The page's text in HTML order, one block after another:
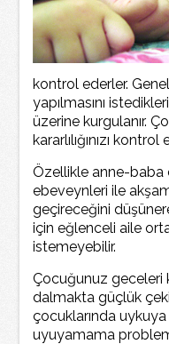
kontrol ederler.
yapılmasını
üzerine kurgulanır.
kararlılığınızı
Özellikle anne-baba
ebeveynleri ile
geçireceğini
için eğlenceli aile
istemeyebilir.
Çocuğunuz geceleri
dalmakta güçlük
çocuklarında
uyuyamama